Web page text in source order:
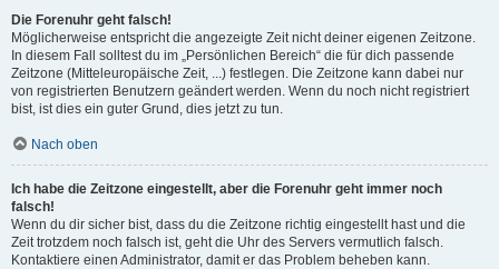
Die Forenuhr geht falsch!
Möglicherweise entspricht die angezeigte Zeit nicht deiner eigenen Zeitzone.
In diesem Fall solltest du im „Persönlichen Bereich“ die für dich passende
Zeitzone (Mitteleuropäische Zeit, ...) festlegen. Die Zeitzone kann dabei nur
von registrierten Benutzern geändert werden. Wenn du noch nicht registriert
bist, ist dies ein guter Grund, dies jetzt zu tun.
Nach oben
Ich habe die Zeitzone eingestellt, aber die Forenuhr geht immer noch
falsch!
Wenn du dir sicher bist, dass du die Zeitzone richtig eingestellt hast und die
Zeit trotzdem noch falsch ist, geht die Uhr des Servers vermutlich falsch.
Kontaktiere einen Administrator, damit er das Problem beheben kann.